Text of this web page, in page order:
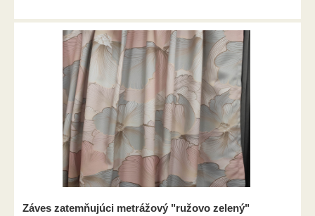
Záves zatemňujúci metrážový "ružovo zelený"